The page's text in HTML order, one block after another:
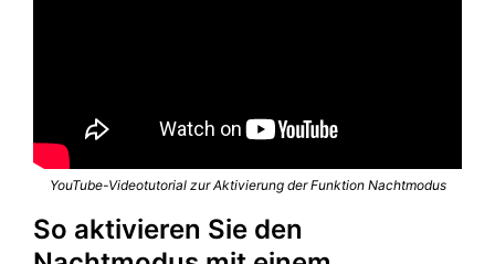
YouTube-Videotutorial zur Aktivierung der Funktion Nachtmodus
So aktivieren Sie den